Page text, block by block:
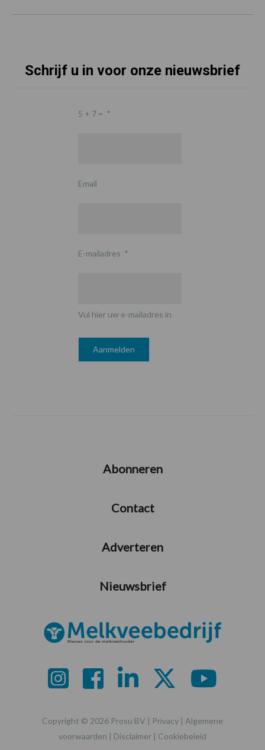
Schrijf u in voor onze nieuwsbrief
5 + 7 = *
Email
E-mailadres *
Vul hier uw e-mailadres in
Abonneren
Contact
Adverteren
Nieuwsbrief
Copyright © 2026 Prosu BV | Privacy | Algemene
voorwaarden | Disclaimer | Cookiebeleid